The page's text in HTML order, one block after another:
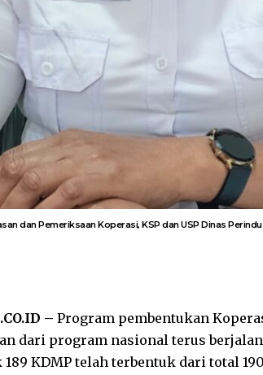
dan Pemeriksaan Koperasi, KSP dan USP Dinas
– Program pembentukan
dari program nasional terus
189 KDMP telah terbentuk dari total